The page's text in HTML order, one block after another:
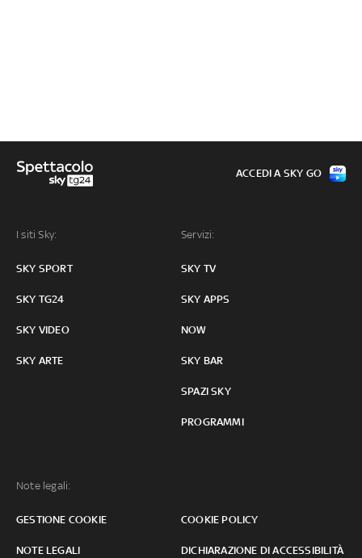
I siti Sky:
SKY SPORT
SKY TG24
SKY VIDEO
SKY ARTE
Servizi:
SKY TV
SKY APPS
NOW
SKY BAR
SPAZI SKY
PROGRAMMI
Note legali:
GESTIONE COOKIE COOKIE POLICY
NOTE LEGALI DICHIARAZIONE DI ACCESSIBILITÀ
ACCEDI A SKY GO